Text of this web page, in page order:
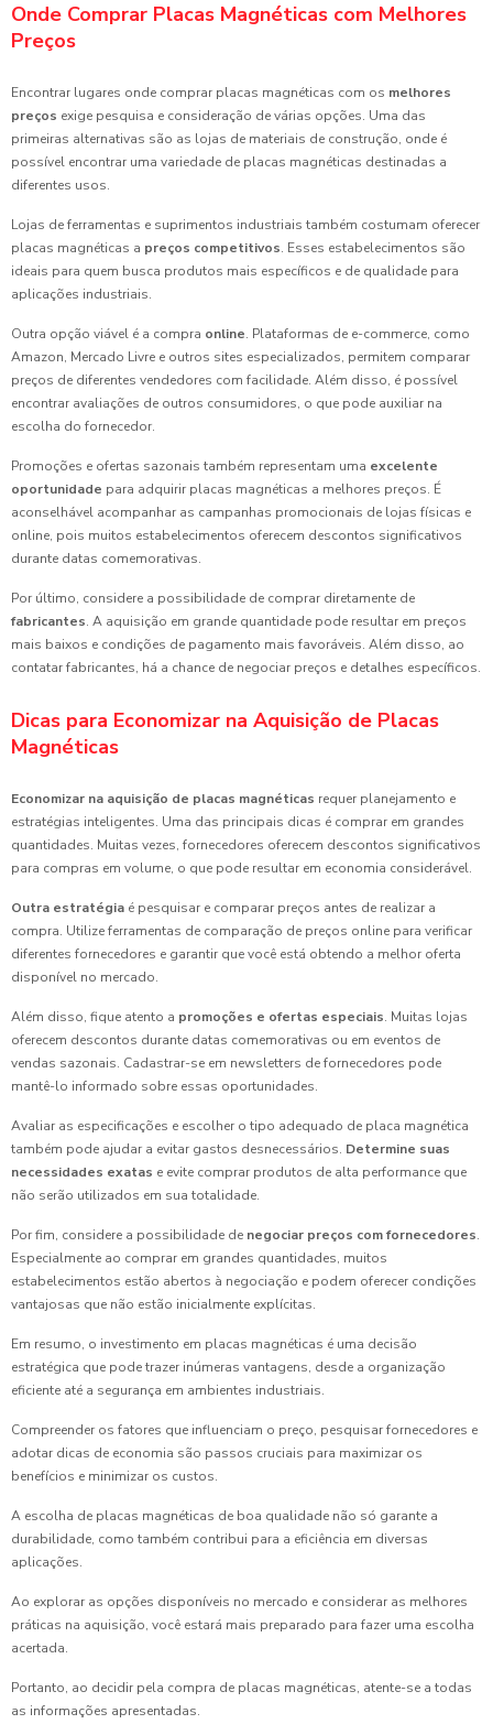
Onde Comprar Placas Magnéticas com Melhores
Preços
Encontrar lugares onde comprar placas magnéticas com os melhores
preços exige pesquisa e consideração de várias opções. Uma das
primeiras alternativas são as lojas de materiais de construção, onde é
possível encontrar uma variedade de placas magnéticas destinadas a
diferentes usos.
Lojas de ferramentas e suprimentos industriais também costumam oferecer
placas magnéticas a preços competitivos. Esses estabelecimentos são
ideais para quem busca produtos mais específicos e de qualidade para
aplicações industriais.
Outra opção viável é a compra online. Plataformas de e-commerce, como
Amazon, Mercado Livre e outros sites especializados, permitem comparar
preços de diferentes vendedores com facilidade. Além disso, é possível
encontrar avaliações de outros consumidores, o que pode auxiliar na
escolha do fornecedor.
Promoções e ofertas sazonais também representam uma excelente
oportunidade para adquirir placas magnéticas a melhores preços. É
aconselhável acompanhar as campanhas promocionais de lojas físicas e
online, pois muitos estabelecimentos oferecem descontos significativos
durante datas comemorativas.
Por último, considere a possibilidade de comprar diretamente de
fabricantes. A aquisição em grande quantidade pode resultar em preços
mais baixos e condições de pagamento mais favoráveis. Além disso, ao
contatar fabricantes, há a chance de negociar preços e detalhes específicos.
Dicas para Economizar na Aquisição de Placas
Magnéticas
Economizar na aquisição de placas magnéticas requer planejamento e
estratégias inteligentes. Uma das principais dicas é comprar em grandes
quantidades. Muitas vezes, fornecedores oferecem descontos significativos
para compras em volume, o que pode resultar em economia considerável.
Outra estratégia é pesquisar e comparar preços antes de realizar a
compra. Utilize ferramentas de comparação de preços online para verificar
diferentes fornecedores e garantir que você está obtendo a melhor oferta
disponível no mercado.
Além disso, fique atento a promoções e ofertas especiais. Muitas lojas
oferecem descontos durante datas comemorativas ou em eventos de
vendas sazonais. Cadastrar-se em newsletters de fornecedores pode
mantê-lo informado sobre essas oportunidades.
Avaliar as especificações e escolher o tipo adequado de placa magnética
também pode ajudar a evitar gastos desnecessários. Determine suas
necessidades exatas e evite comprar produtos de alta performance que
não serão utilizados em sua totalidade.
Por fim, considere a possibilidade de negociar preços com fornecedores.
Especialmente ao comprar em grandes quantidades, muitos
estabelecimentos estão abertos à negociação e podem oferecer condições
vantajosas que não estão inicialmente explícitas.
Em resumo, o investimento em placas magnéticas é uma decisão
estratégica que pode trazer inúmeras vantagens, desde a organização
eficiente até a segurança em ambientes industriais.
Compreender os fatores que influenciam o preço, pesquisar fornecedores e
adotar dicas de economia são passos cruciais para maximizar os
benefícios e minimizar os custos.
A escolha de placas magnéticas de boa qualidade não só garante a
durabilidade, como também contribui para a eficiência em diversas
aplicações.
Ao explorar as opções disponíveis no mercado e considerar as melhores
práticas na aquisição, você estará mais preparado para fazer uma escolha
acertada.
Portanto, ao decidir pela compra de placas magnéticas, atente-se a todas
as informações apresentadas.